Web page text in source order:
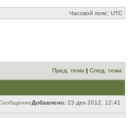
Часовой пояс: UTC
Пред. тема | След. тема
Добавлено: 23 дек 2012, 12:41